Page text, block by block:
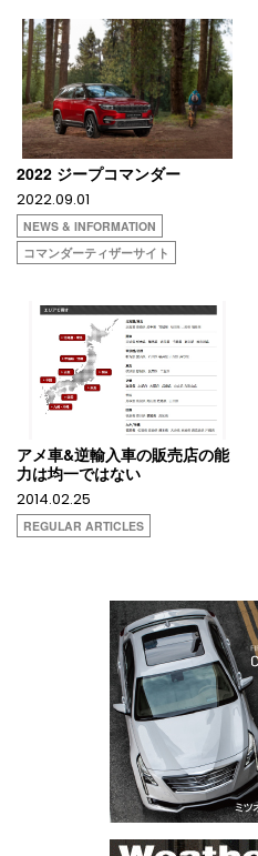
2022 ジープコマンダー
2022.09.01
NEWS & INFORMATION
コマンダーティザーサイト
アメ車&逆輸入車の販売店の能
力は均一ではない
2014.02.25
REGULAR ARTICLES